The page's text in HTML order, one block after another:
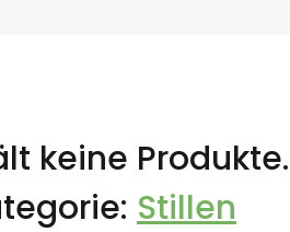
keine Produkte.
Stillen